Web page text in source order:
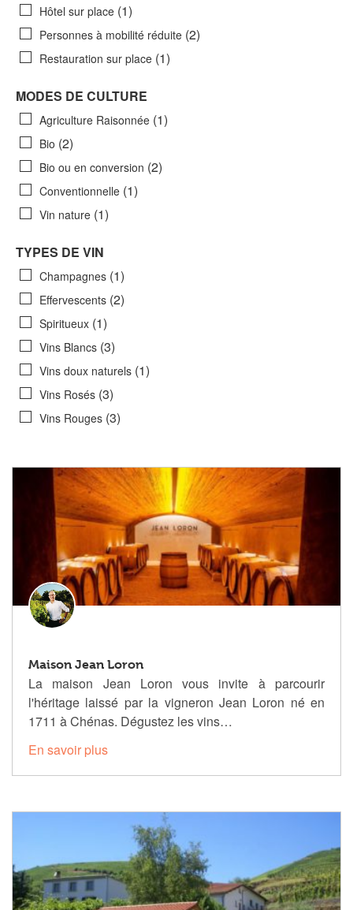
Hôtel sur place (1)
Personnes à mobilité réduite (2)
Restauration sur place (1)
MODES DE CULTURE
Agriculture Raisonnée (1)
Bio (2)
Bio ou en conversion (2)
Conventionnelle (1)
Vin nature (1)
TYPES DE VIN
Champagnes (1)
Effervescents (2)
Spiritueux (1)
Vins Blancs (3)
Vins doux naturels (1)
Vins Rosés (3)
Vins Rouges (3)
Maison Jean Loron
La maison Jean Loron vous invite à parcourir
l'héritage laissé par la vigneron Jean Loron né en
1711 à Chénas. Dégustez les vins…
En savoir plus